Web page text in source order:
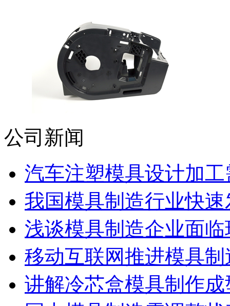
公司新闻
汽车注塑模具设计加
我国模具制造行业快
浅谈模具制造企业面
移动互联网推进模具
讲解冷芯盒模具制作